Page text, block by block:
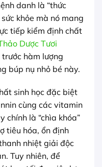
danh là “thức
khỏe mà nó mang
tiếp kiểm định chất
Dược Tươi
hàm lượng
búp nụ nhỏ bé này.
sinh học đặc biệt
cùng các vitamin
là “chìa khóa”
tiêu hóa, ổn định
nhiệt giải độc
Tuy nhiên, để